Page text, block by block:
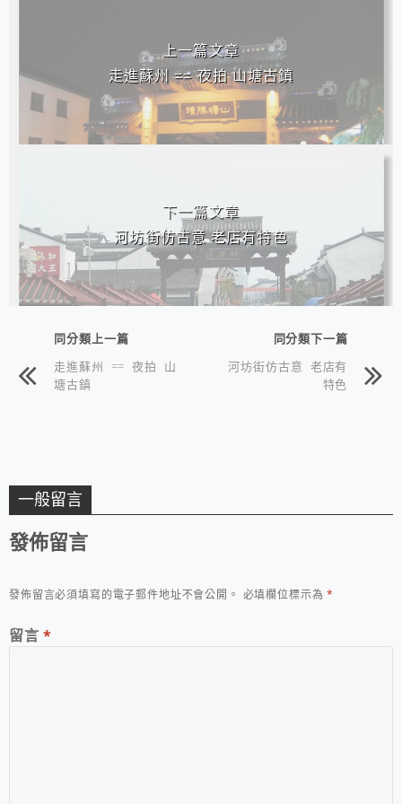
上一篇文章
走進蘇州 == 夜拍 山塘古鎮
下一篇文章
河坊街仿古意 老店有特色
同分類上一篇
走進蘇州 == 夜拍 山
塘古鎮
同分類下一篇
河坊街仿古意 老店有
特色
一般留言
發佈留言
發佈留言必須填寫的電子郵件地址不會公開。 必填欄位標示為*
留言 *